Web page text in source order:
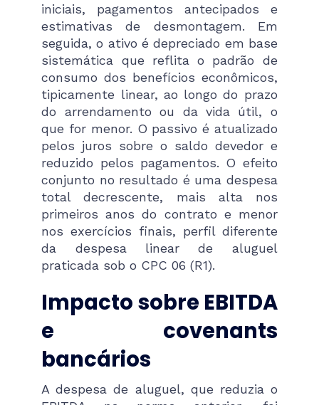
iniciais, pagamentos antecipados e
estimativas de desmontagem. Em
seguida, o ativo é depreciado em base
sistemática que reflita o padrão de
consumo dos benefícios econômicos,
tipicamente linear, ao longo do prazo
do arrendamento ou da vida útil, o
que for menor. O passivo é atualizado
pelos juros sobre o saldo devedor e
reduzido pelos pagamentos. O efeito
conjunto no resultado é uma despesa
total decrescente, mais alta nos
primeiros anos do contrato e menor
nos exercícios finais, perfil diferente
da despesa linear de aluguel
praticada sob o CPC 06 (R1).
Impacto sobre EBITDA
e covenants
bancários
A despesa de aluguel, que reduzia o